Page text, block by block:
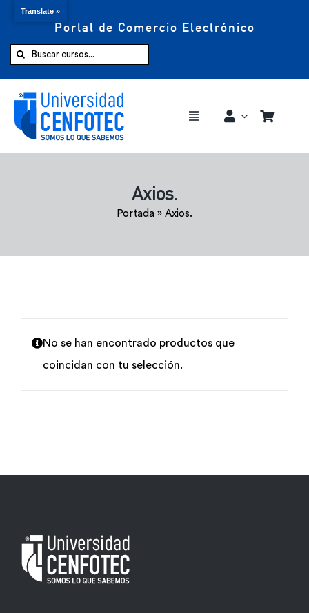
Portal de Comercio Electrónico
Buscar:
Toggle
Comprar ahora
Axios.
Portada » Axios.
No se han encontrado productos que
coincidan con tu selección.
Translate »